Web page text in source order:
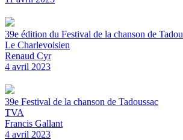
39e édition du Festival de la chanson de
Le Charlevoisien
Renaud Cyr
4 avril 2023
39e Festival de la chanson de Tadoussac
TVA
Francis Gallant
4 avril 2023